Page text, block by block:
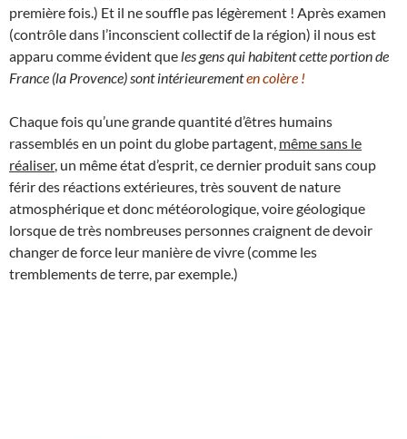
première fois.) Et il ne souffle pas légèrement ! Après examen
(contrôle dans l’inconscient collectif de la région) il nous est
apparu comme évident que les gens qui habitent cette portion de
France (la Provence) sont intérieurementen colère !
Chaque fois qu’une grande quantité d’êtres humains
rassemblés en un point du globe partagent, même sans le
réaliser, un même état d’esprit, ce dernier produit sans coup
férir des réactions extérieures, très souvent de nature
atmosphérique et donc météorologique, voire géologique
lorsque de très nombreuses personnes craignent de devoir
changer de force leur manière de vivre (comme les
tremblements de terre, par exemple.)